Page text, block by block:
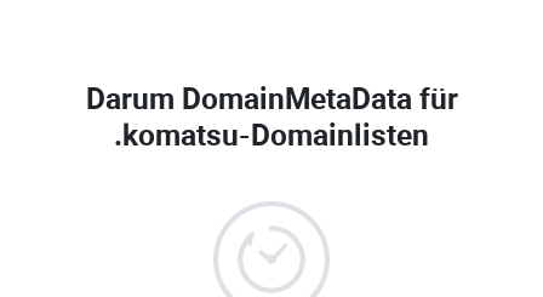
Darum DomainMetaData für
.komatsu-Domainlisten